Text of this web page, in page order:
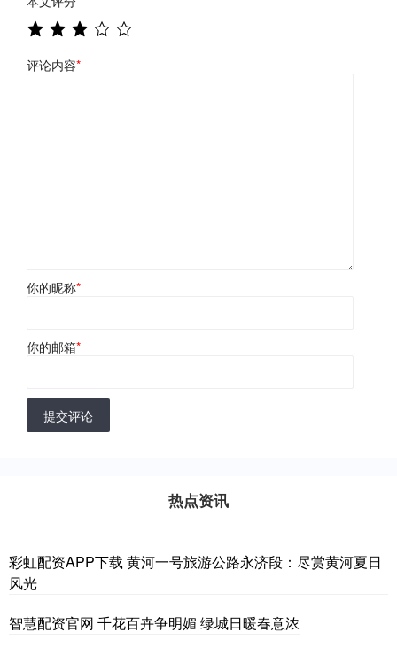
评论内容*
你的昵称*
你的邮箱*
提交评论
热点资讯
彩虹配资APP下载 黄河一号旅游公路永济段：尽赏黄河夏日
风光
智慧配资官网 千花百卉争明媚 绿城日暖春意浓